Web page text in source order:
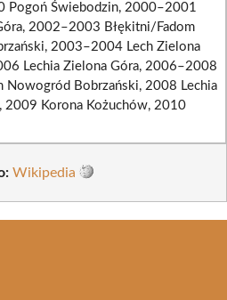
Pogoń Świebodzin, 2000–2001
2002–2003 Błękitni/Fadom
2003–2004 Lech Zielona
Lechia Zielona Góra, 2006–2008
Nowogród Bobrzański, 2008 Lechia
2009 Korona Kożuchów, 2010
Wikipedia